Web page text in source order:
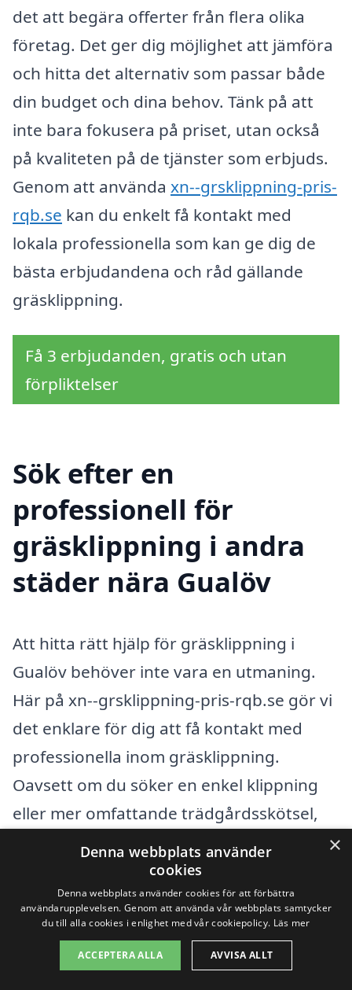
det att begära offerter från flera olika
företag. Det ger dig möjlighet att jämföra
och hitta det alternativ som passar både
din budget och dina behov. Tänk på att
inte bara fokusera på priset, utan också
på kvaliteten på de tjänster som erbjuds.
Genom att använda xn--grsklippning-pris-
rqb.se kan du enkelt få kontakt med
lokala professionella som kan ge dig de
bästa erbjudandena och råd gällande
gräsklippning.
Få 3 erbjudanden, gratis och utan
förpliktelser
Sök efter en
professionell för
gräsklippning i andra
städer nära Gualöv
Att hitta rätt hjälp för gräsklippning i
Gualöv behöver inte vara en utmaning.
Här på xn--grsklippning-pris-rqb.se gör vi
det enklare för dig att få kontakt med
professionella inom gräsklippning.
Oavsett om du söker en enkel klippning
eller mer omfattande trädgårdsskötsel,
kan du samla in offerter från olika lokala
företag och jämföra deras tjänster och
priser.
Det finns flera städer runt omkring
Gualöv där du kan hitta pålitliga tjänster
×
Denna webbplats använder
cookies
Denna webbplats använder cookies för att förbättra
användarupplevelsen. Genom att använda vår webbplats samtycker
du till alla cookies i enlighet med vår cookiepolicy. Läs mer
ACCEPTERA ALLA AVVISA ALLT